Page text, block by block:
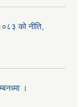
को नीति,
।